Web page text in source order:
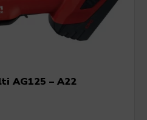
AG125 – A22